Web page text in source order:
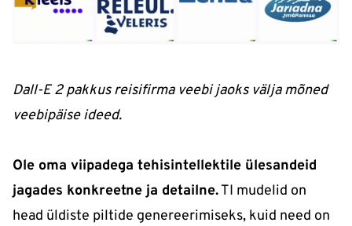
Dall-E 2 pakkus reisifirma veebi jaoks välja mõned
veebipäise ideed.
Ole oma viipadega tehisintellektile ülesandeid
jagades konkreetne ja detailne.TI mudelid on
head üldiste piltide genereerimiseks, kuid need on